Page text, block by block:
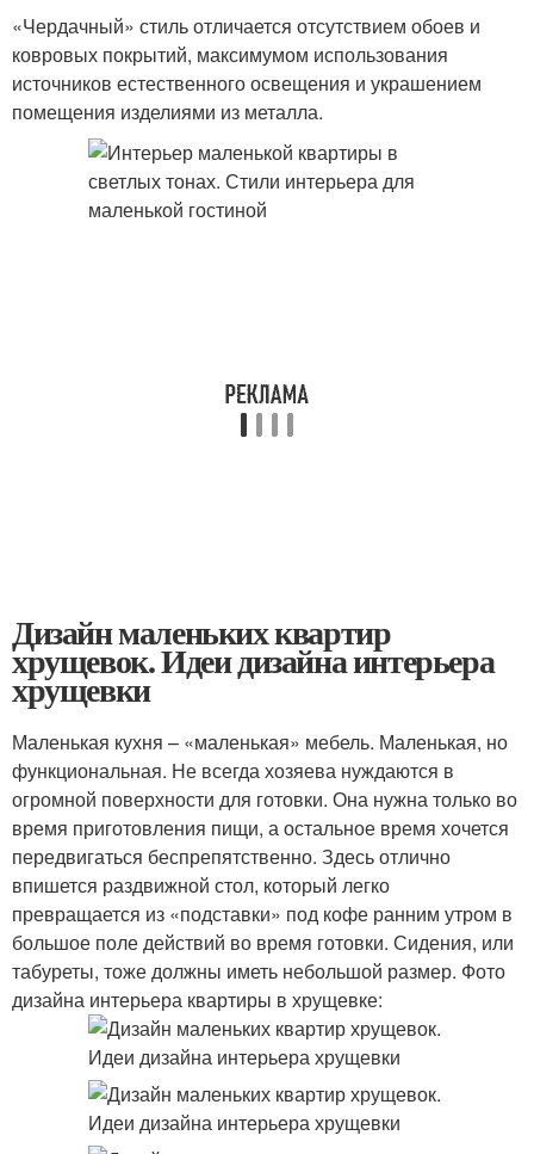
«Чердачный» стиль отличается отсутствием обоев и
ковровых покрытий, максимумом использования
источников естественного освещения и украшением
помещения изделиями из металла.
Дизайн маленьких квартир
хрущевок. Идеи дизайна интерьера
хрущевки
Маленькая кухня – «маленькая» мебель. Маленькая, но
функциональная. Не всегда хозяева нуждаются в
огромной поверхности для готовки. Она нужна только во
время приготовления пищи, а остальное время хочется
передвигаться беспрепятственно. Здесь отлично
впишется раздвижной стол, который легко
превращается из «подставки» под кофе ранним утром в
большое поле действий во время готовки. Сидения, или
табуреты, тоже должны иметь небольшой размер. Фото
дизайна интерьера квартиры в хрущевке: